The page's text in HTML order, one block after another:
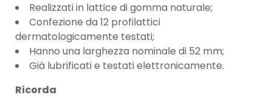
Realizzati in lattice di gomma naturale;
Confezione da 12 profilattici
dermatologicamente testati;
Hanno una larghezza nominale di 52 mm;
Già lubrificati e testati elettronicamente.
Ricorda